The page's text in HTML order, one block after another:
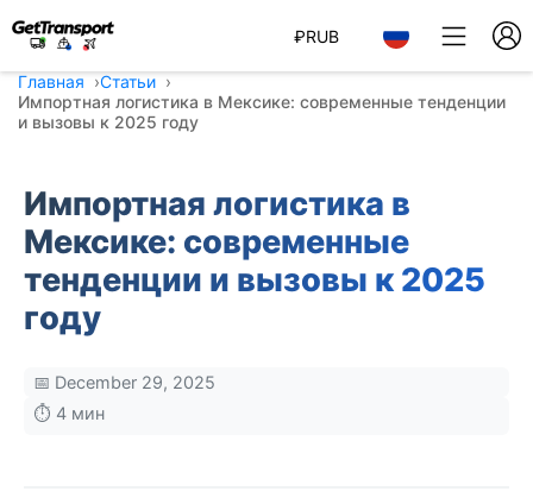
₽RUB
Главная
Статьи
Импортная логистика в Мексике: современные тенденции
и вызовы к 2025 году
Импортная логистика в
Мексике: современные
тенденции и вызовы к 2025
году
📅 December 29, 2025
⏱️ 4 мин